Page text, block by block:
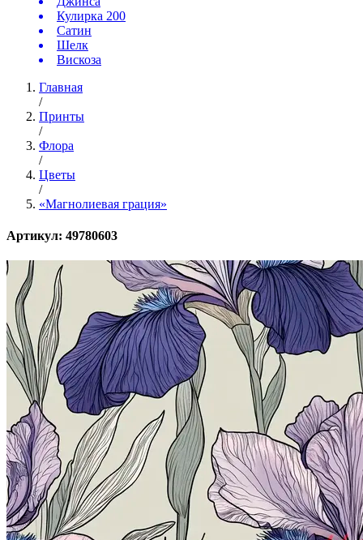
Кулирка 200
Сатин
Шелк
Вискоза
Главная
/
Принты
/
Флора
/
Цветы
/
«Магнолиевая грация»
Артикул: 49780603